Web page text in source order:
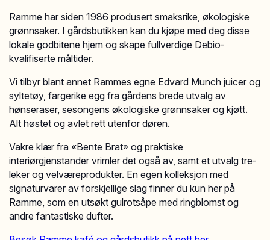
Ramme har siden 1986 produsert smaksrike, økologiske
grønnsaker. I gårdsbutikken kan du kjøpe med deg disse
lokale godbitene hjem og skape fullverdige Debio-
kvalifiserte måltider.
Vi tilbyr blant annet Rammes egne Edvard Munch juicer og
syltetøy, fargerike egg fra gårdens brede utvalg av
hønseraser, sesongens økologiske grønnsaker og kjøtt.
Alt høstet og avlet rett utenfor døren.
Vakre klær fra «Bente Brat» og praktiske
interiørgjenstander vrimler det også av, samt et utvalg tre-
leker og velværeprodukter. En egen kolleksjon med
signaturvarer av forskjellige slag finner du kun her på
Ramme, som en utsøkt gulrotsåpe med ringblomst og
andre fantastiske dufter.